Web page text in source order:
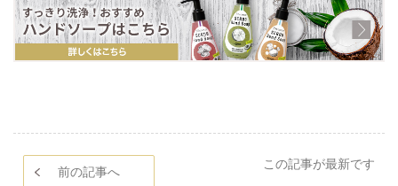
前の記事へ
この記事が最新です